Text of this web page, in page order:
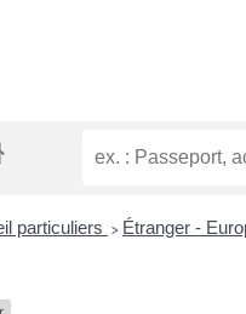
particuliers > Étranger -